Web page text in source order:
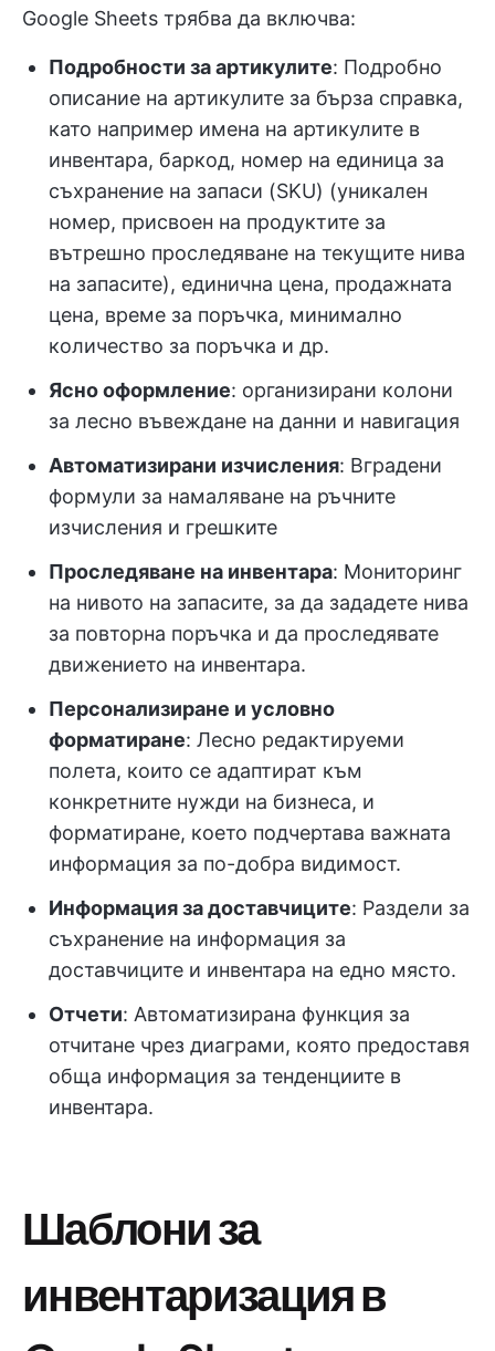
Google Sheets трябва да включва:
Подробности за артикулите: Подробно
описание на артикулите за бърза справка,
като например имена на артикулите в
инвентара, баркод, номер на единица за
съхранение на запаси (SKU) (уникален
номер, присвоен на продуктите за
вътрешно проследяване на текущите нива
на запасите), единична цена, продажната
цена, време за поръчка, минимално
количество за поръчка и др.
Ясно оформление: организирани колони
за лесно въвеждане на данни и навигация
Автоматизирани изчисления: Вградени
формули за намаляване на ръчните
изчисления и грешките
Проследяване на инвентара: Мониторинг
на нивото на запасите, за да зададете нива
за повторна поръчка и да проследявате
движението на инвентара.
Персонализиране и условно
форматиране: Лесно редактируеми
полета, които се адаптират към
конкретните нужди на бизнеса, и
форматиране, което подчертава важната
информация за по-добра видимост.
Информация за доставчиците: Раздели за
съхранение на информация за
доставчиците и инвентара на едно място.
Отчети: Автоматизирана функция за
отчитане чрез диаграми, която предоставя
обща информация за тенденциите в
инвентара.
Шаблони за
инвентаризация в